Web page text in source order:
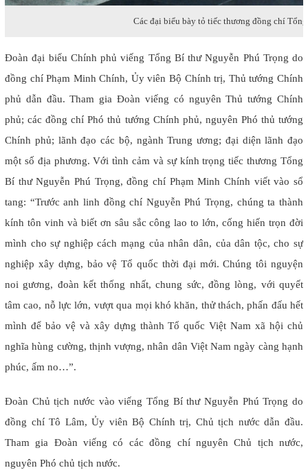
Các đại biểu bày tỏ tiếc thương đồng chí
Đoàn đại biểu Chính phủ viếng Tổng Bí thư Nguyễn Phú Trọng do
đồng chí Phạm Minh Chính, Ủy viên Bộ Chính trị, Thủ tướng Chính
phủ dẫn đầu. Tham gia Đoàn viếng có nguyên Thủ tướng Chính
phủ; các đồng chí Phó thủ tướng Chính phủ, nguyên Phó thủ tướng
Chính phủ; lãnh đạo các bộ, ngành Trung ương; đại diện lãnh đạo
một số địa phương. Với tình cảm và sự kính trọng tiếc thương Tổng
Bí thư Nguyễn Phú Trọng, đồng chí Phạm Minh Chính viết vào sổ
tang: “Trước anh linh đồng chí Nguyễn Phú Trọng, chúng ta thành
kính tôn vinh và biết ơn sâu sắc công lao to lớn, cống hiến trọn đời
mình cho sự nghiệp cách mạng của nhân dân, của dân tộc, cho sự
nghiệp xây dựng, bảo vệ Tổ quốc thời đại mới. Chúng tôi nguyện
noi gương, đoàn kết thống nhất, chung sức, đồng lòng, với quyết
tâm cao, nỗ lực lớn, vượt qua mọi khó khăn, thử thách, phấn đấu hết
mình để bảo vệ và xây dựng thành Tổ quốc Việt Nam xã hội chủ
nghĩa hùng cường, thịnh vượng, nhân dân Việt Nam ngày càng hạnh
phúc, ấm no…”.
Đoàn Chủ tịch nước vào viếng Tổng Bí thư Nguyễn Phú Trọng do
đồng chí Tô Lâm, Ủy viên Bộ Chính trị, Chủ tịch nước dẫn đầu.
Tham gia Đoàn viếng có các đồng chí nguyên Chủ tịch nước,
nguyên Phó chủ tịch nước.